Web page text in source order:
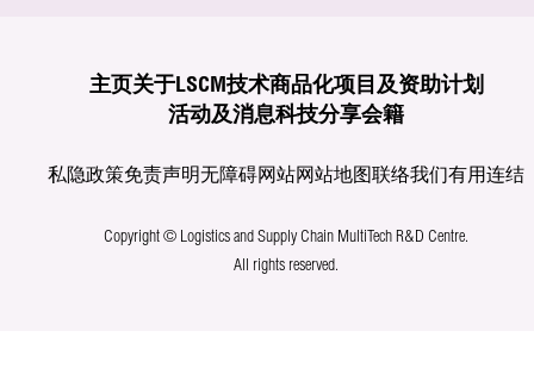
主页关于LSCM技术商品化项目及资助计划
活动及消息科技分享会籍
私隐政策免责声明无障碍网站网站地图联络我们有用连结
Copyright © Logistics and Supply Chain MultiTech R&D Centre.
All rights reserved.